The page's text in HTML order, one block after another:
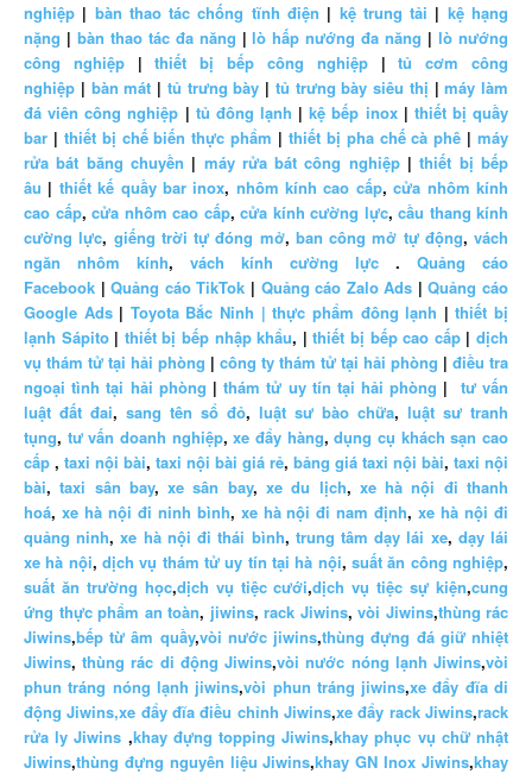
nghiệp | bàn thao tác chống tĩnh điện | kệ trung tải | kệ hạng
nặng | bàn thao tác đa năng |lò hấp nướng đa năng |lò nướng
công nghiệp|thiết bị bếp công nghiệp|tủ cơm công
nghiệp | bàn mát | tủ trưng bày | tủ trưng bày siêu thị |máy làm
đá viên công nghiệp | tủ đông lạnh |kệ bếp inox| thiết bị quầy
bar | thiết bị chế biến thực phẩm | thiết bị pha chế cà phê | máy
rửa bát băng chuyền | máy rửa bát công nghiệp|thiết bị bếp
âu | thiết kế quầy bar inox, nhôm kính cao cấp,cửa nhôm kính
cao cấp, cửa nhôm cao cấp, cửa kính cường lực, cầu thang kính
cường lực, giếng trời tự đóng mở, ban công mở tự động, vách
ngăn nhôm kính, vách kính cường lực . Quảng cáo
Facebook |Quảng cáo TikTok | Quảng cáo Zalo Ads |Quảng cáo
Google Ads| Toyota Bắc Ninh | thực phẩm đông lạnh |thiết bị
lạnh Sápito | thiết bị bếp nhập khẩu, |thiết bị bếp cao cấp|dịch
vụ thám tử tại hải phòng | công ty thám tử tại hải phòng | điều tra
ngoại tình tại hải phòng |thám tử uy tín tại hải phòng | tư vấn
luật đất đai, sang tên sổ đỏ, luật sư bào chữa, luật sư tranh
tụng, tư vấn doanh nghiệp,xe đẩy hàng,dụng cụ khách sạn cao
cấp , taxi nội bài, taxi nội bài giá rẻ, bảng giá taxi nội bài, taxi nội
bài,taxi sân bay,xe sân bay,xe du lịch, xe hà nội đi thanh
hoá, xe hà nội đi ninh bình, xe hà nội đi nam định,xe hà nội đi
quảng ninh,xe hà nội đi thái bình, trung tâm dạy lái xe, dạy lái
xe hà nội,dịch vụ thám tử uy tín tại hà nội,suất ăn công nghiệp,
suất ăn trường học,dịch vụ tiệc cưới,dịch vụ tiệc sự kiện,cung
ứng thực phẩm an toàn, jiwins, rack Jiwins, vòi Jiwins,thùng rác
Jiwins,bếp từ âm quầy,vòi nước jiwins,thùng đựng đá giữ nhiệt
Jiwins,thùng rác di động Jiwins,vòi nước nóng lạnh Jiwins,vòi
phun tráng nóng lạnh jiwins,vòi phun tráng jiwins,xe đẩy đĩa di
động Jiwins,xe đẩy đĩa điều chỉnh Jiwins,xe đẩy rack Jiwins,rack
rửa ly Jiwins ,khay đựng topping Jiwins,khay phục vụ chữ nhật
Jiwins,thùng đựng nguyên liệu Jiwins,khay GN Inox Jiwins,khay